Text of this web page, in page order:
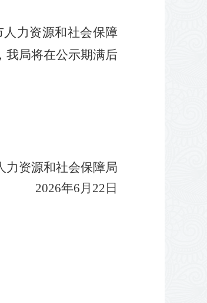
力资源和社会保障
我局将在公示期满后
力资源和社会保障局
2026年6月22日